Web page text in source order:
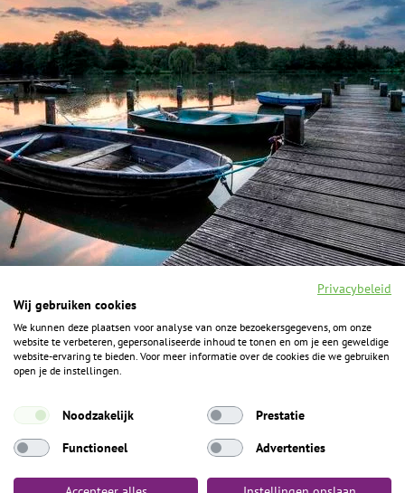
F
a
c
o
o
I
n
s
g
a
Y
o
u
b
P
i
n
ALGEMENE INFORMATIE
Het Geheim over de grens zijn de Duitse vakantieregio’s
Privacybeleid
Wij gebruiken cookies
We kunnen deze plaatsen voor analyse van onze bezoekersgegevens, om onze
website te verbeteren, gepersonaliseerde inhoud te tonen en om je een geweldige
website-ervaring te bieden. Voor meer informatie over de cookies die we gebruiken
open je de instellingen.
Noodzakelijk
Prestatie
Functioneel
Advertenties